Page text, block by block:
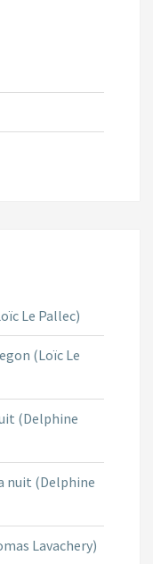
Le Pallec)
(Loïc Le
(Delphine
nuit (Delphine
Lavachery)